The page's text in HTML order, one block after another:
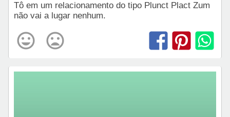
Tô em um relacionamento do tipo Plunct Plact Zum
não vai a lugar nenhum.